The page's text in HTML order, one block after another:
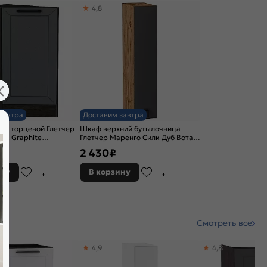
торцевой Глетчер
Graphite
Доставим завтра
Шкаф верхний бутылочница
Глетчер Маренго Силк Дуб Вотан
4,8
2 430₽
В корзину
Смотреть все
4,9 4,8